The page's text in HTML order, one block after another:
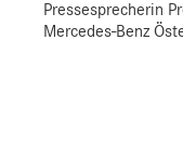
Pressesprecherin
Mercedes-Benz